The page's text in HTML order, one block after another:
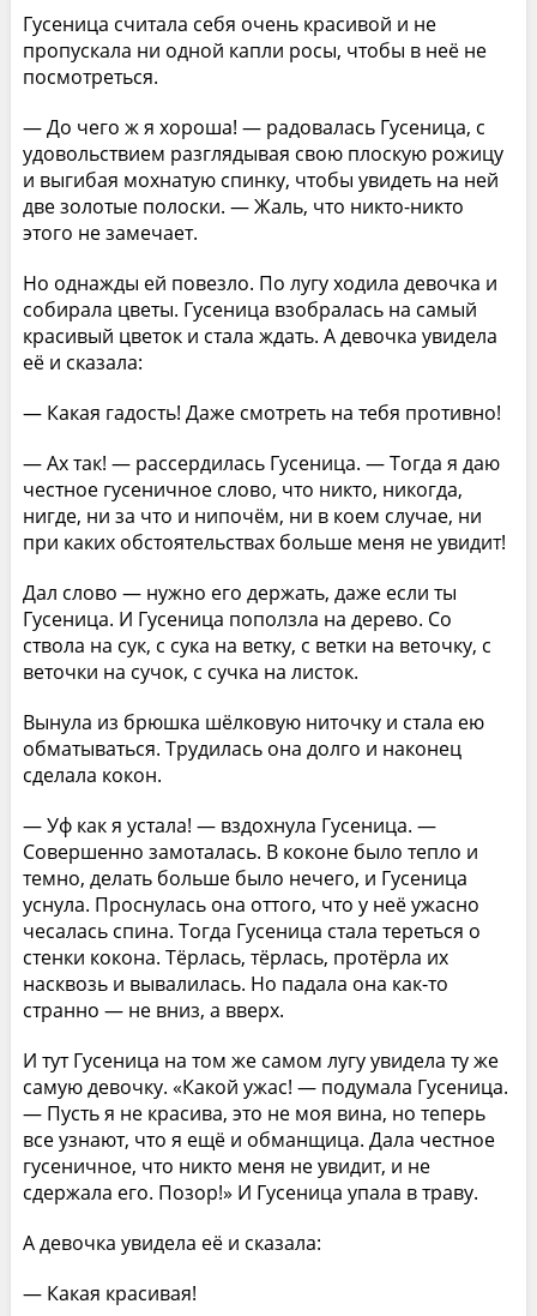
Гусеница считала себя очень красивой и не
пропускала ни одной капли росы, чтобы в неё не
посмотреться.
— До чего ж я хороша! — радовалась Гусеница, с
удовольствием разглядывая свою плоскую рожицу
и выгибая мохнатую спинку, чтобы увидеть на ней
две золотые полоски. — Жаль, что никто-никто
этого не замечает.
Но однажды ей повезло. По лугу ходила девочка и
собирала цветы. Гусеница взобралась на самый
красивый цветок и стала ждать. А девочка увидела
её и сказала:
— Какая гадость! Даже смотреть на тебя противно!
— Ах так! — рассердилась Гусеница. — Тогда я даю
честное гусеничное слово, что никто, никогда,
нигде, ни за что и нипочём, ни в коем случае, ни
при каких обстоятельствах больше меня не увидит!
Дал слово — нужно его держать, даже если ты
Гусеница. И Гусеница поползла на дерево. Со
ствола на сук, с сука на ветку, с ветки на веточку, с
веточки на сучок, с сучка на листок.
Вынула из брюшка шёлковую ниточку и стала ею
обматываться. Трудилась она долго и наконец
сделала кокон.
— Уф как я устала! — вздохнула Гусеница. —
Совершенно замоталась. В коконе было тепло и
темно, делать больше было нечего, и Гусеница
уснула. Проснулась она оттого, что у неё ужасно
чесалась спина. Тогда Гусеница стала тереться о
стенки кокона. Тёрлась, тёрлась, протёрла их
насквозь и вывалилась. Но падала она как-то
странно — не вниз, а вверх.
И тут Гусеница на том же самом лугу увидела ту же
самую девочку. «Какой ужас! — подумала Гусеница.
— Пусть я не красива, это не моя вина, но теперь
все узнают, что я ещё и обманщица. Дала честное
гусеничное, что никто меня не увидит, и не
сдержала его. Позор!» И Гусеница упала в траву.
А девочка увидела её и сказала:
— Какая красивая!